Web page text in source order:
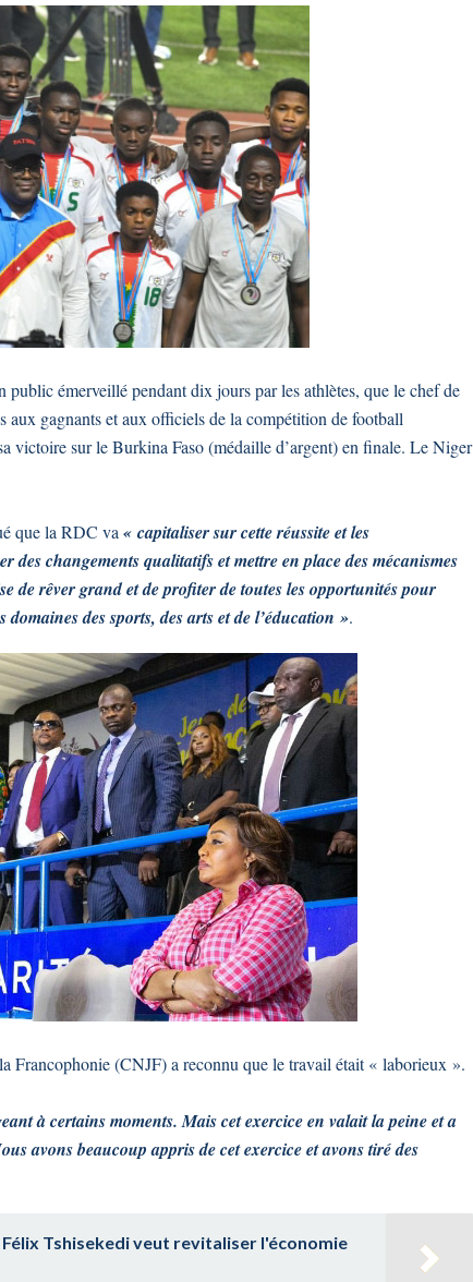
public émerveillé pendant dix jours par les athlètes, que le chef de
aux gagnants et aux officiels de la compétition de football
victoire sur le Burkina Faso (médaille d’argent) en finale. Le Niger
que la RDC va « capitaliser sur cette réussite et les
changements qualitatifs et mettre en place des mécanismes
de rêver grand et de profiter de toutes les opportunités pour
des sports, des arts et de l’éducation ».
Francophonie (CNJF) a reconnu que le travail était « laborieux ».
à certains moments. Mais cet exercice en valait la peine et a
avons beaucoup appris de cet exercice et avons tiré des
Tshisekedi veut revitaliser l'économie